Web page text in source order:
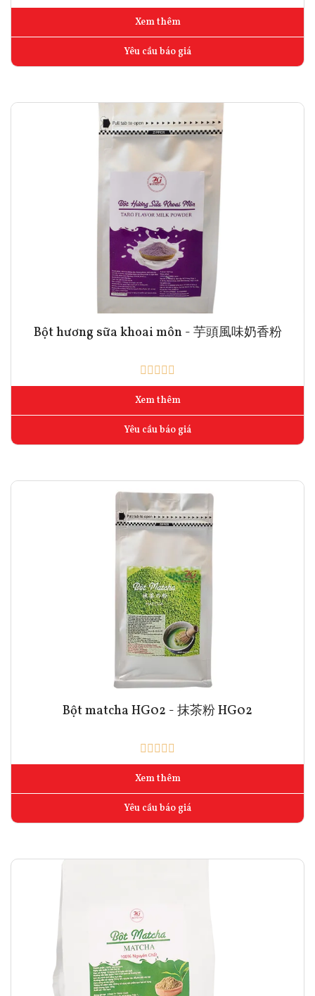
Xem thêm
Yêu cầu báo giá
Bột hương sữa khoai môn - 芋頭風味奶香粉
Xem thêm
Yêu cầu báo giá
Bột matcha HG02 - 抹茶粉 HG02
Xem thêm
Yêu cầu báo giá